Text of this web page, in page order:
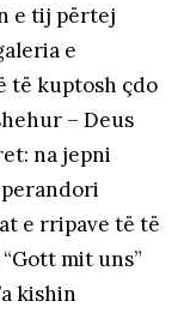
e tij përtej
e
të kuptosh çdo
– Deus
na jepni
e rripave të të
mit uns”
kishin